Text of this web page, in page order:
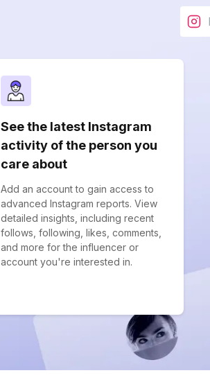
See the latest Instagram
activity of the person you
care about
Add an account to gain access to
advanced Instagram reports. View
detailed insights, including recent
follows, following, likes, comments,
and more for the influencer or
account you're interested in.